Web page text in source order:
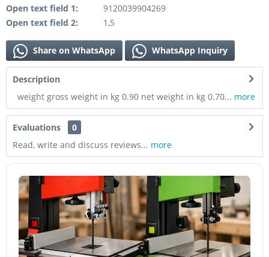
Open text field 1:
9120039904269
Open text field 2:
1,5
Share on WhatsApp WhatsApp Inquiry
Description
weight gross weight in kg 0.90 net weight in kg 0.70... more
Evaluations
0
Read, write and discuss reviews... more